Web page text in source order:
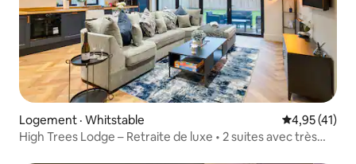
Logement · Whitstable Note
4,95 (41)
High Trees Lodge – Retraite de luxe • 2 suites avec très